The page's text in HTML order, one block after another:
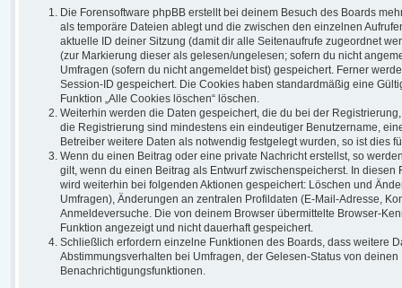
Die Forensoftware phpBB erstellt bei deinem Besuch des Boards
als temporäre Dateien ablegt und die zwischen den einzelnen
aktuelle ID deiner Sitzung (damit dir alle Seitenaufrufe zugeordnet
(zur Markierung dieser als gelesen/ungelesen; sofern du nicht
Umfragen (sofern du nicht angemeldet bist) gespeichert. Ferner
Session-ID gespeichert. Die Cookies haben standardmäßig eine
Funktion „Alle Cookies löschen“ löschen.
Weiterhin werden die Daten gespeichert, die du bei der
die Registrierung sind mindestens ein eindeutiger Benutzername,
Betreiber weitere Daten als notwendig festgelegt wurden, so ist dies
Wenn du einen Beitrag oder eine private Nachricht erstellst, so
gilt, wenn du einen Beitrag als Entwurf zwischenspeicherst. In
wird weiterhin bei folgenden Aktionen gespeichert: Löschen und
Umfragen), Änderungen an zentralen Profildaten (E-Mail-Adresse,
Anmeldeversuche. Die von deinem Browser übermittelte Browser-
Funktion angezeigt und nicht dauerhaft gespeichert.
Schließlich erfordern einzelne Funktionen des Boards, dass weitere
Abstimmungsverhalten bei Umfragen, der Gelesen-Status von
Benachrichtigungsfunktionen.